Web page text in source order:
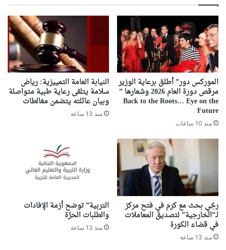
الموركس دور” أطلق برعاية الوزير
مرقص دورة العام 2026 وشعارها ”
Back to the Roots… Eye on the
Future
منذ 10 ساعات
النيابة العامة التمييزية: رياض
سلامة يتلقى رعاية طبية متواصلة
وبيان عائلته يتضمن مغالطات
منذ 13 ساعة
رجّي بحث مع كرم في فتح مركز
لـ”الخارجية” لتصديق المعاملات
في قضاء الكورة
منذ 13 ساعة
التربية” توضح أزمة الإفادات
والطلبات الحرّة
منذ 13 ساعة